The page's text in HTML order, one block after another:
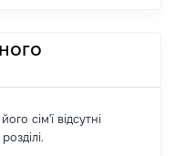
сім'ї відсутні